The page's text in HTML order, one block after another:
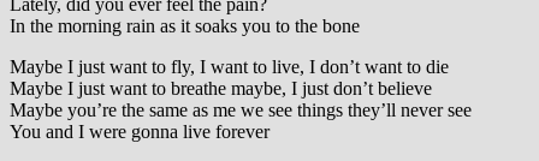
Lately, did you ever feel the pain?
In the morning rain as it soaks you to the bone
Maybe I just want to fly, I want to live, I don’t want to die
Maybe I just want to breathe maybe, I just don’t believe
Maybe you’re the same as me we see things they’ll never see
You and I were gonna live forever